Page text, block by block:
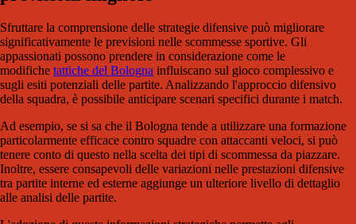
Sfruttare la comprensione delle strategie difensive può migliorare
significativamente le previsioni nelle scommesse sportive. Gli
appassionati possono prendere in considerazione come le
modifiche tattiche del Bologna influiscano sul gioco complessivo e
sugli esiti potenziali delle partite. Analizzando l'approccio difensivo
della squadra, è possibile anticipare scenari specifici durante i match.
Ad esempio, se si sa che il Bologna tende a utilizzare una formazione
particolarmente efficace contro squadre con attaccanti veloci, si può
tenere conto di questo nella scelta dei tipi di scommessa da piazzare.
Inoltre, essere consapevoli delle variazioni nelle prestazioni difensive
tra partite interne ed esterne aggiunge un ulteriore livello di dettaglio
alle analisi delle partite.